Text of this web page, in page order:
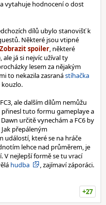
a vytahuje hodnocení o dost
dílů ubylo stanovišť k
Některé jsou vtipné
, některé
já si nejvíc užíval ty
lesem za nějakým
to nekazila zasranástíhačka
kouzlo.
ale dalším dílům nemůžu
tuto formu gameplaye a
určitě vynechám a FC6 by
přepáleným
které se na hráče
lehce nad průměrem, je
V nejlepší formě se tu vrací
hudba
, zajímaví záporáci.
+27